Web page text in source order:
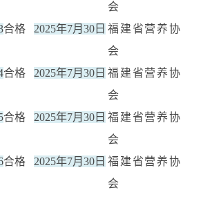
会
合格 2025年7月30日 福建省营养协
会
合格 2025年7月30日 福建省营养协
会
合格 2025年7月30日 福建省营养协
会
合格 2025年7月30日 福建省营养协
会